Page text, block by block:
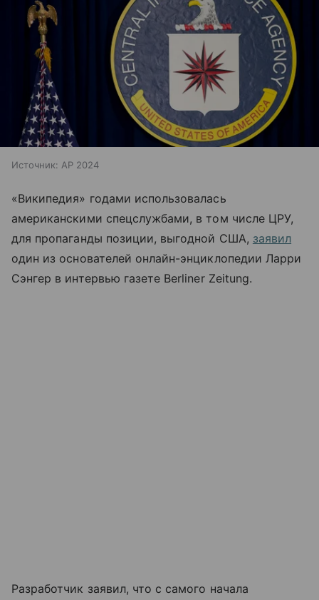
Источник: AP 2024
«Википедия» годами использовалась
американскими спецслужбами, в том числе ЦРУ,
для пропаганды позиции, выгодной США, заявил
один из основателей онлайн-энциклопедии Ларри
Сэнгер в интервью газете Berliner Zeitung.
Разработчик заявил, что с самого начала